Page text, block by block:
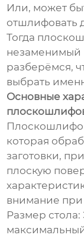
Или, может
отшлифовать
Тогда
незаменимый
разберёмся,
выбрать
Основные
которая
заготовки,
плоскую
внимание при
Размер